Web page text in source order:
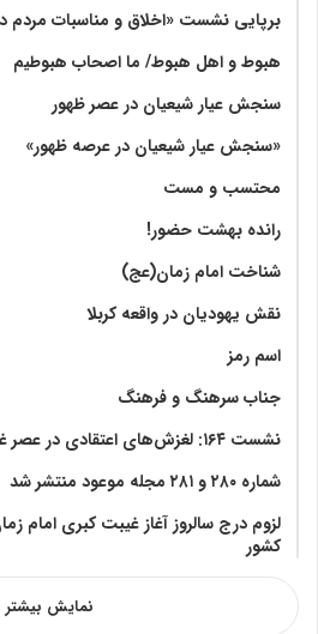
برپایی نشست «اخلاق و مناسبات مردم
هبوط و اهل هبوط/ ما اصحاب هبوطیم
سنجش عیار شیعیان در عصر ظهور
«سنجش عیار شیعیان در عرصه ظهور»
محتسب و مست
رانده بهشت‌ حضور!
شناخت امام زمان(عج)
نقش یهودیان در واقعه کربلا
اسم رمز
جناب سرهنگ و فرهنگ
نشست ۱۶۴: لغزش‌های اعتقادی در عصر غیبت
شماره ۲۸۰ و ۲۸۱ مجله موعود منتشر شد
لزوم درج سالروز آغاز غیبت کبری
کشور
نمایش بیشتر